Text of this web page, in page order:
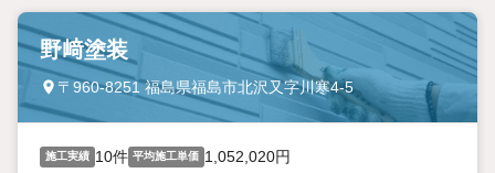
野﨑塗装
〒960-8251 福島県福島市北沢又字川寒4-5
施工実績 10件 平均施工単価 1,052,020円